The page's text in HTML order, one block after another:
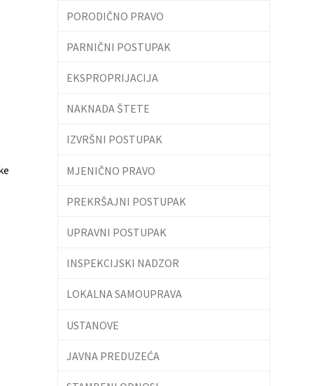
PORODIČNO PRAVO
PARNIČNI POSTUPAK
EKSPROPRIJACIJA
NAKNADA ŠTETE
IZVRŠNI POSTUPAK
MJENIČNO PRAVO
PREKRŠAJNI POSTUPAK
UPRAVNI POSTUPAK
INSPEKCIJSKI NADZOR
LOKALNA SAMOUPRAVA
USTANOVE
JAVNA PREDUZEĆA